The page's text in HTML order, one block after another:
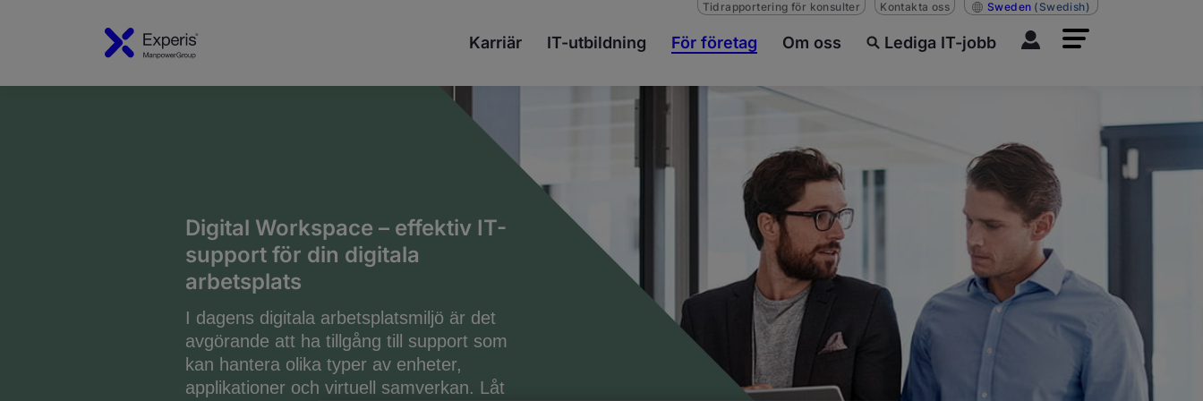
Karriär IT-utbildning För företag Om oss Lediga IT-jobb
Tidrapportering för konsulter Kontakta oss Sweden (Swedish)
Digital Workspace – effektiv IT-
support för din digitala
arbetsplats
I dagens digitala arbetsplatsmiljö är det
avgörande att ha tillgång till support som
kan hantera olika typer av enheter,
applikationer och virtuell samverkan. Låt